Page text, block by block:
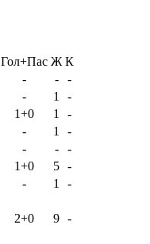
Гол+Пас Ж К
- -
-
- 1
-
1+0 1
-
- 1
-
- -
-
1+0 5 -
- 1
-
2+0 9 -